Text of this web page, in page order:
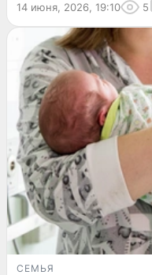
14 июня, 2026, 19:10 5
СЕМЬЯ